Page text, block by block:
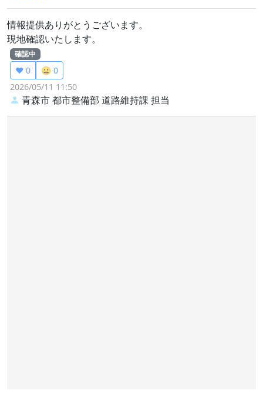
情報提供ありがとうございます。
現地確認いたします。
確認中
❤️ 0
😀 0
2026/05/11 11:50
青森市 都市整備部 道路維持課 担当